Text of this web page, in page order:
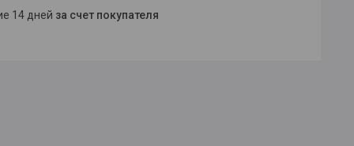
14 дней за счет покупателя